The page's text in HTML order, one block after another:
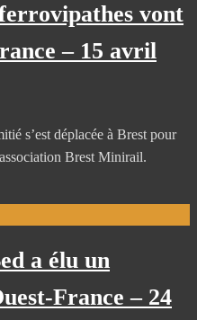
vont
– 15 avril
s’est déplacée à Brest pour
Brest Minirail.
a élu un
France – 24